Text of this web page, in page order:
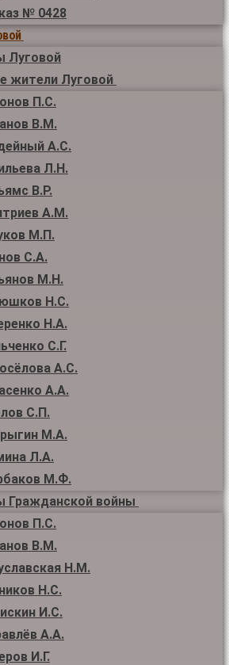
№ 0428
Луговой
жители Луговой
П.С.
В.М.
А.С.
Л.Н.
В.Р.
А.М.
М.П.
С.А.
М.Н.
Н.С.
Н.А.
С.Г.
А.С.
А.А.
С.П.
М.А.
Л.А.
М.Ф.
Гражданской войны
П.С.
В.М.
Н.М.
Н.С.
И.С.
А.А.
И.Г.